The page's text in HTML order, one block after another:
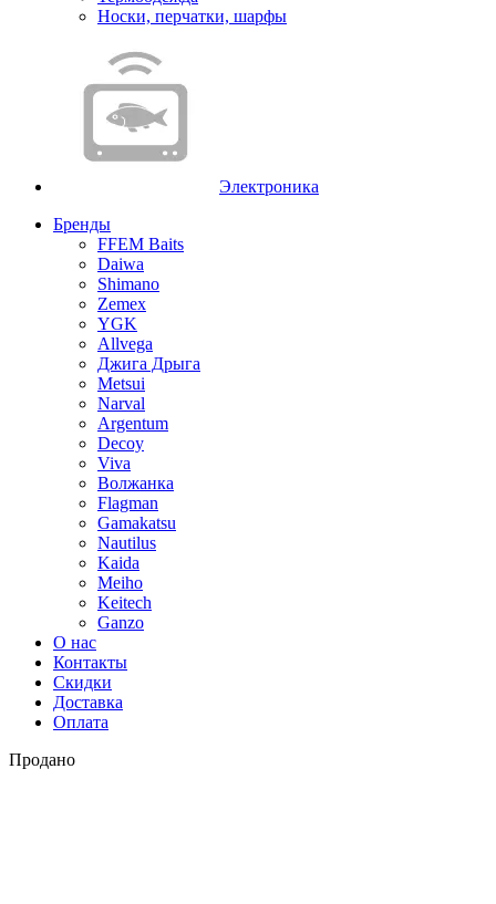
Носки, перчатки, шарфы
Электроника
Бренды
FFEM Baits
Daiwa
Shimano
Zemex
YGK
Allvega
Джига Дрыга
Metsui
Narval
Argentum
Decoy
Viva
Волжанка
Flagman
Gamakatsu
Nautilus
Kaida
Meiho
Keitech
Ganzo
О нас
Контакты
Скидки
Доставка
Оплата
Продано